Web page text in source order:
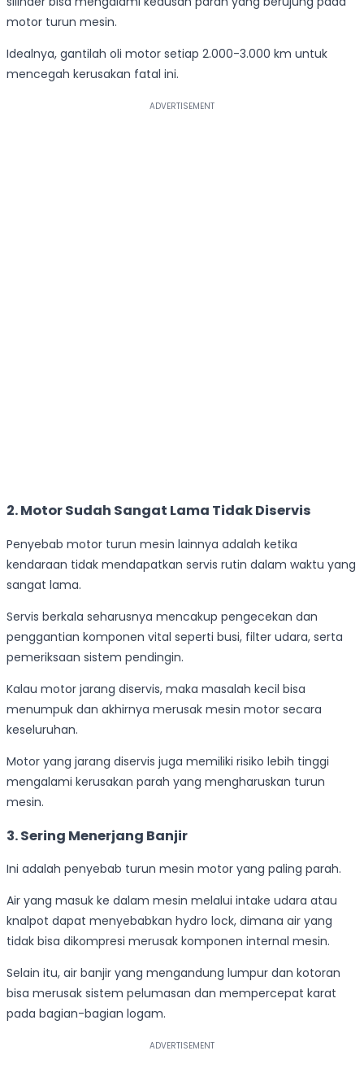
motor turun mesin.
Idealnya, gantilah oli motor setiap 2.000-3.000 km untuk
mencegah kerusakan fatal ini.
2.Motor Sudah Sangat Lama Tidak Diservis
Penyebab motor turun mesin lainnya adalah ketika
kendaraan tidak mendapatkan servis rutin dalam waktu yang
sangat lama.
Servis berkala seharusnya mencakup pengecekan dan
penggantian komponen vital seperti busi, filter udara, serta
pemeriksaan sistem pendingin.
Kalau motor jarang diservis, maka masalah kecil bisa
menumpuk dan akhirnya merusak mesin motor secara
keseluruhan.
Motor yang jarang diservis juga memiliki risiko lebih tinggi
mengalami kerusakan parah yang mengharuskan turun
mesin.
3.Sering Menerjang Banjir
Ini adalah penyebab turun mesin motor yang paling parah.
Air yang masuk ke dalam mesin melalui intake udara atau
knalpot dapat menyebabkan hydro lock, dimana air yang
tidak bisa dikompresi merusak komponen internal mesin.
Selain itu, air banjir yang mengandung lumpur dan kotoran
bisa merusak sistem pelumasan dan mempercepat karat
pada bagian-bagian logam.